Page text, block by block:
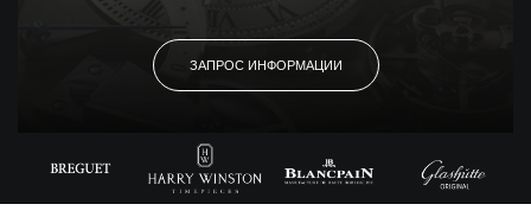
ЗАПРОС ИНФОРМАЦИИ